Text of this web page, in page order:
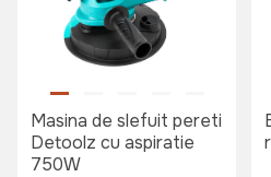
Masina de slefuit pereti
Detoolz cu aspiratie
750W